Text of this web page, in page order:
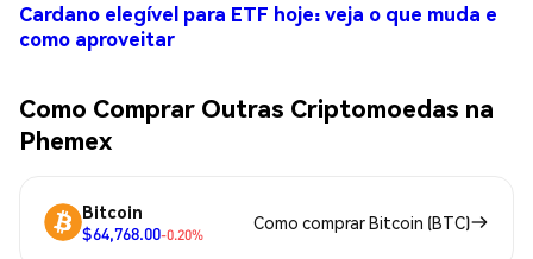
Cardano elegível para ETF hoje: veja o que muda e
como aproveitar
Como Comprar Outras Criptomoedas na
Phemex
Bitcoin
$64,768.00-0.20%
Como comprar Bitcoin (BTC)